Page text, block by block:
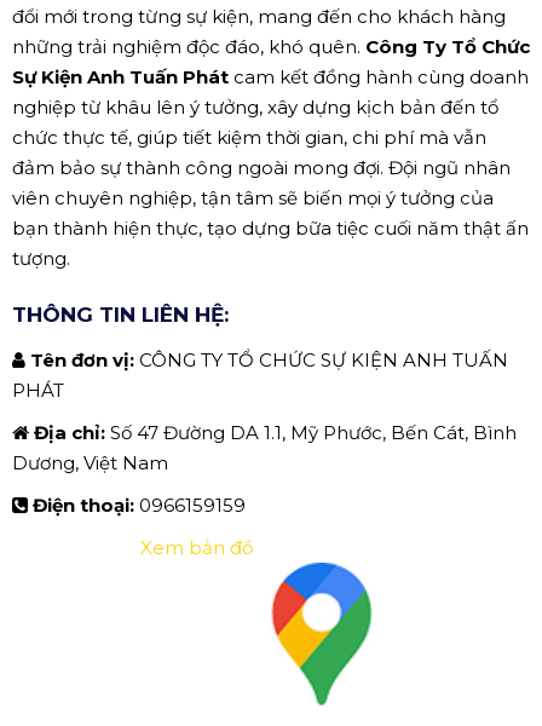
đổi mới trong từng sự kiện, mang đến cho khách hàng
những trải nghiệm độc đáo, khó quên. Công Ty Tổ Chức
Sự Kiện Anh Tuấn Phát cam kết đồng hành cùng doanh
nghiệp từ khâu lên ý tưởng, xây dựng kịch bản đến tổ
chức thực tế, giúp tiết kiệm thời gian, chi phí mà vẫn
đảm bảo sự thành công ngoài mong đợi. Đội ngũ nhân
viên chuyên nghiệp, tận tâm sẽ biến mọi ý tưởng của
bạn thành hiện thực, tạo dựng bữa tiệc cuối năm thật ấn
tượng.
THÔNG TIN LIÊN HỆ:
Tên đơn vị: CÔNG TY TỔ CHỨC SỰ KIỆN ANH TUẤN
PHÁT
Địa chỉ: Số 47 Đường DA 1.1, Mỹ Phước, Bến Cát, Bình
Dương, Việt Nam
Điện thoại: 0966159159
Xem bản đồ